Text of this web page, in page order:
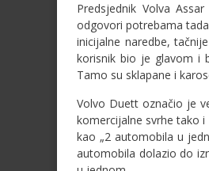
Predsjednik Volva
odgovori potrebama
inicijalne naredbe,
korisnik bio je glavom i
Tamo su sklapane i
Volvo Duett označio je
komercijalne svrhe tako
kao „2 automobila u
automobila dolazio do